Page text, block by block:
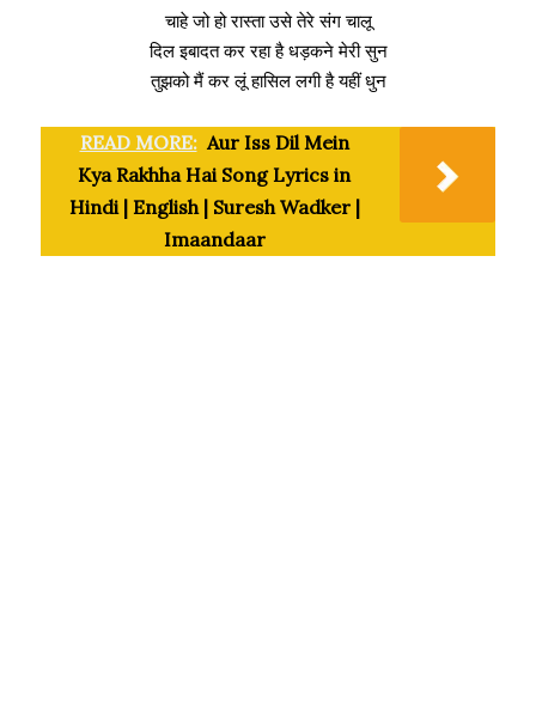
चाहे जो हो रास्ता उसे तेरे संग चालू
दिल इबादत कर रहा है धड़कने मेरी सुन
तुझको मैं कर लूं हासिल लगी है यहीं धुन
READ MORE: Aur Iss Dil Mein
Kya Rakhha Hai Song Lyrics in
Hindi | English | Suresh Wadker |
Imaandaar